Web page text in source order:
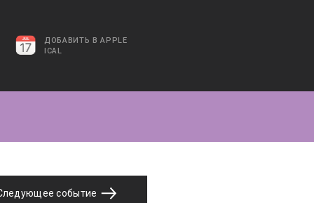
ДОБАВИТЬ В APPLE
ICAL
событие